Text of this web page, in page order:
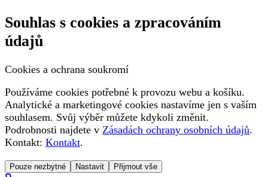
Souhlas s cookies a zpracováním
údajů
Cookies a ochrana soukromí
Používáme cookies potřebné k provozu webu a košíku.
Analytické a marketingové cookies nastavíme jen s vaším
souhlasem. Svůj výběr můžete kdykoli změnit.
Podrobnosti najdete v Zásadách ochrany osobních údajů.
Kontakt: Kontakt.
Pouze nezbytné Nastavit Přijmout vše